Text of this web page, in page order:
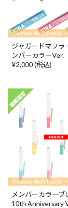
ジャガードマフラ
ンバーカラーVer.
¥2,000 (税込)
メンバーカラーブ
10th Anniversary